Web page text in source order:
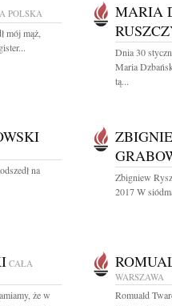
POLSKA
mój mąż,
MARIA
Dnia 30
Maria
tą...
na
Zbigniew
2017 W
CAŁA
że w
WARSZAWA
Romuald